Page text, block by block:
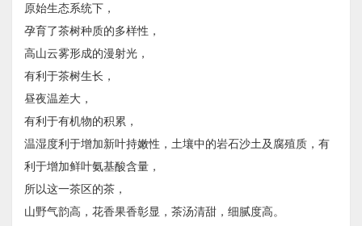
原始生态系统下，
孕育了茶树种质的多样性，
高山云雾形成的漫射光，
有利于茶树生长，
昼夜温差大，
有利于有机物的积累，
温湿度利于增加新叶持嫩性，土壤中的岩石沙土及腐殖质，有
利于增加鲜叶氨基酸含量，
所以这一茶区的茶，
山野气韵高，花香果香彰显，茶汤清甜，细腻度高。